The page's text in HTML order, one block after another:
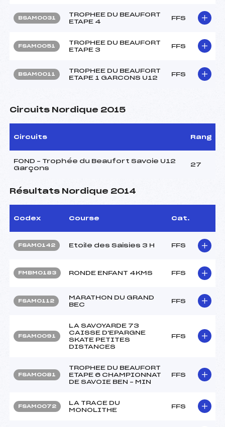
BSAM0031
TROPHEE DU BEAUFORT
ETAPE 4
FFS
FSAM0051
TROPHEE DU BEAUFORT
ETAPE 3
FFS
BSAM0011
TROPHEE DU BEAUFORT
ETAPE 1 GARCONS U12
FFS
Circuits Nordique 2015
Circuits Rang
FOND – Trophée du Beaufort Savoie U12
Garçons
27
Résultats Nordique 2014
Codex Course Cat.
FSAM0142 Etoile des Saisies 3 H FFS
FMBM0183 RONDE ENFANT 4KMS FFS
FSAM0112
MARATHON DU GRAND
BEC
FFS
FSAM0091
LA SAVOYARDE 73
CAISSE D'EPARGNE
SKATE PETITES
DISTANCES
FFS
FSAM0081
TROPHEE DU BEAUFORT
ETAPE 6 CHAMPIONNAT
DE SAVOIE BEN – MIN
FFS
FSAM0072
LA TRACE DU
MONOLITHE
FFS